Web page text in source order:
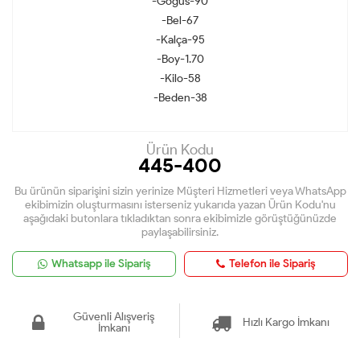
-Bel-67
-Kalça-95
-Boy-1.70
-Kilo-58
-Beden-38
Ürün Kodu
445-400
Bu ürünün siparişini sizin yerinize Müşteri Hizmetleri veya WhatsApp
ekibimizin oluşturmasını isterseniz yukarıda yazan Ürün Kodu'nu
aşağıdaki butonlara tıkladıktan sonra ekibimizle görüştüğünüzde
paylaşabilirsiniz.
Whatsapp ile Sipariş Telefon ile Sipariş
Güvenli Alışveriş
İmkanı
Hızlı Kargo İmkanı